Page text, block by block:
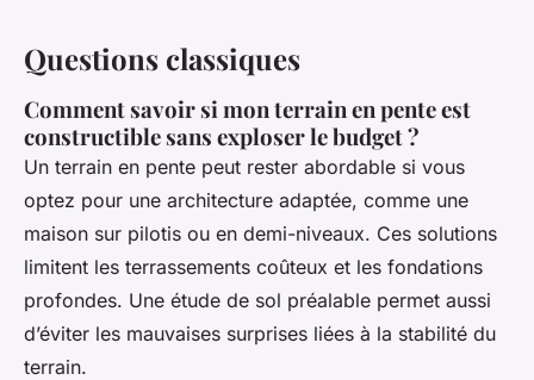
Questions classiques
Comment savoir si mon terrain en pente est
constructible sans exploser le budget ?
Un terrain en pente peut rester abordable si vous
optez pour une architecture adaptée, comme une
maison sur pilotis ou en demi-niveaux. Ces solutions
limitent les terrassements coûteux et les fondations
profondes. Une étude de sol préalable permet aussi
d’éviter les mauvaises surprises liées à la stabilité du
terrain.